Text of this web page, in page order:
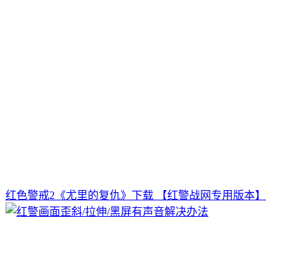
红色警戒2《尤里的复仇》下载 【红警战网专用版本】